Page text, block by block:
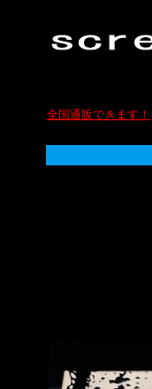
全国通販できます！